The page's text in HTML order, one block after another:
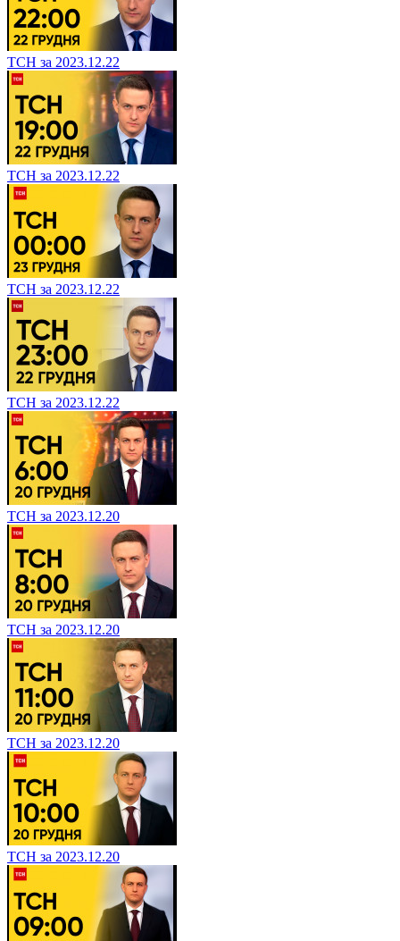
ТСН за 2023.12.22
ТСН за 2023.12.22
ТСН за 2023.12.22
ТСН за 2023.12.22
ТСН за 2023.12.20
ТСН за 2023.12.20
ТСН за 2023.12.20
ТСН за 2023.12.20